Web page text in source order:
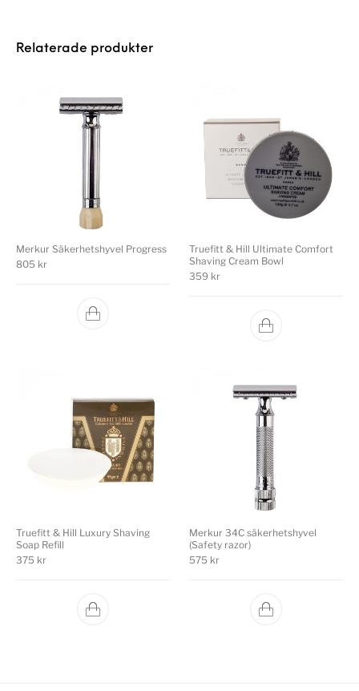
Relaterade produkter
Merkur Säkerhetshyvel Progress
805 kr
Truefitt & Hill Ultimate Comfort
Shaving Cream Bowl
359 kr
Truefitt & Hill Luxury Shaving
Soap Refill
375 kr
Merkur 34C säkerhetshyvel
(Safety razor)
575 kr